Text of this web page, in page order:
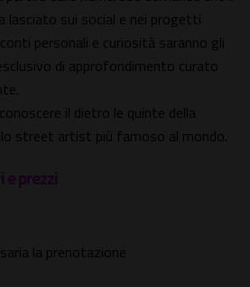
lasciato sui social e nei progetti
personali e curiosità saranno gli
di approfondimento curato
il dietro le quinte della
street artist più famoso al mondo.
prezzi
la prenotazione